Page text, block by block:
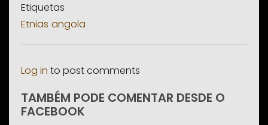
Etiquetas
Etnias angola
Log in to post comments
TAMBÉM PODE COMENTAR DESDE O
FACEBOOK